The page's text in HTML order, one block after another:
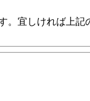
。宜しければ上